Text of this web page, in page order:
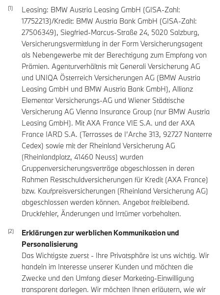
Leasing: BMW Austria Leasing GmbH (GISA-Zahl:
17752213)/Kredit: BMW Austria Bank GmbH (GISA-Zahl:
27506349), Siegfried-Marcus-Straße 24, 5020 Salzburg,
Versicherungsvermittlung in der Form Versicherungsagent
als Nebengewerbe mit der Berechtigung zum Empfang von
Prämien. Agenturverhältnis mit Generali Versicherung AG
und UNIQA Österreich Versicherungen AG (BMW Austria
Leasing GmbH und BMW Austria Bank GmbH), Allianz
Elementar Versicherungs-AG und Wiener Städtische
Versicherung AG Vienna Insurance Group (nur BMW Austria
Leasing GmbH). Mit AXA France VIE S.A. und der AXA
France IARD S.A. (Terrasses de I’Arche 313, 92727 Nanterre
Cedex) sowie mit der Rheinland Versicherung AG
(Rheinlandplatz, 41460 Neuss) wurden
Gruppenversicherungsverträge abgeschlossen in deren
Rahmen Restschuldversicherungen für Kredit (AXA France)
bzw. Kaufpreisversicherungen (Rheinland Versicherung AG)
abgeschlossen werden können. Angebot freibleibend.
Druckfehler, Änderungen und Irrtümer vorbehalten.
Erklärungen zur werblichen Kommunikation und
Personalisierung
Das Wichtigste zuerst - Ihre Privatsphäre ist uns wichtig. Wir
handeln im Interesse unserer Kunden und möchten die
Zwecke und den Umfang dieser Marketing-Einwilligung
transparent darlegen. Wir möchten Ihnen erläutern, wie wir